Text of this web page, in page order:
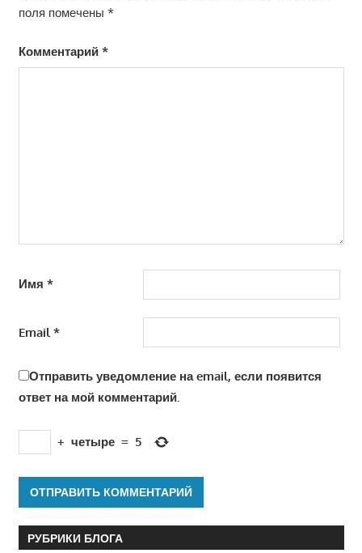
поля помечены *
Комментарий *
Имя *
Email *
Отправить уведомление на email, если появится
ответ на мой комментарий.
+ четыре = 5
РУБРИКИ БЛОГА